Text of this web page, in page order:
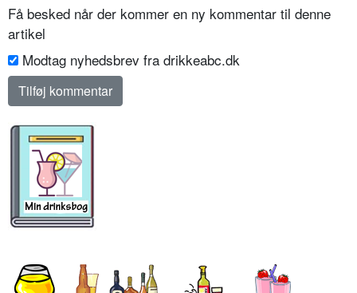
Få besked når der kommer en ny kommentar til denne
artikel
Modtag nyhedsbrev fra drikkeabc.dk